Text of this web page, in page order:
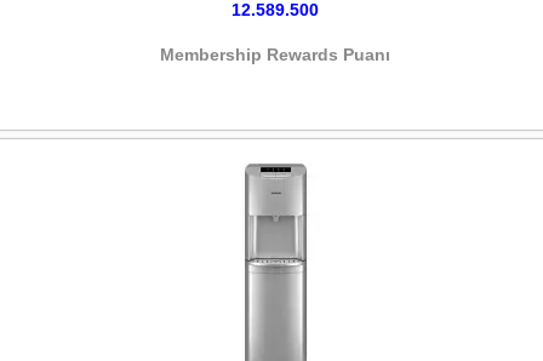
12.589.500
Membership Rewards Puanı